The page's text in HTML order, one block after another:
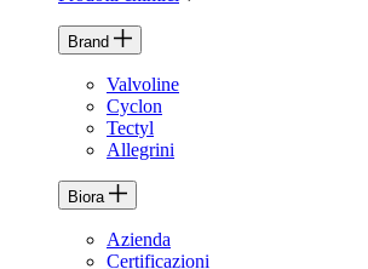
Brand
Valvoline
Cyclon
Tectyl
Allegrini
Biora
Azienda
Certificazioni